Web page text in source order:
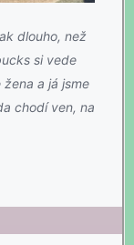
dlouho, než
si vede
a já jsme
chodí ven, na